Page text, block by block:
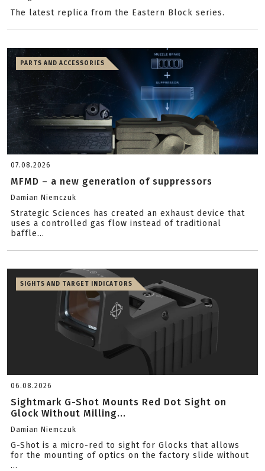
The latest replica from the Eastern Block series.
PARTS AND ACCESSORIES
07.08.2026
MFMD – a new generation of suppressors
Damian Niemczuk
Strategic Sciences has created an exhaust device that
uses a controlled gas flow instead of traditional
baffle...
SIGHTS AND TARGET INDICATORS
06.08.2026
Sightmark G-Shot Mounts Red Dot Sight on
Glock Without Milling...
Damian Niemczuk
G-Shot is a micro-red to sight for Glocks that allows
for the mounting of optics on the factory slide without
...